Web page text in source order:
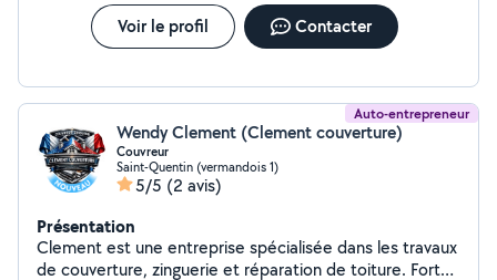
Voir le profil Contacter
Auto-entrepreneur
Wendy Clement (Clement couverture)
Couvreur
Saint-Quentin (vermandois 1)
5/5 (2 avis)
Présentation
Clement est une entreprise spécialisée dans les travaux
de couverture, zinguerie et réparation de toiture. Forts